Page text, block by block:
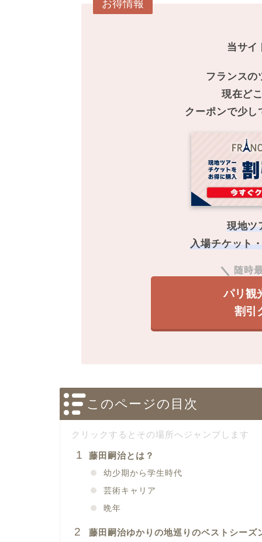
お得情報
当サイ
フランスの
現在ど
クーポンで少し
現地ツ
入場チケット
随時
パリ観
割引
このページの目次
藤田嗣治とは？
幼少期から学生時代
芸術キャリア
晩年
藤田嗣治ゆかりの地巡りのベストシーズ